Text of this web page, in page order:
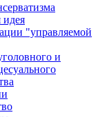
идея
"управляемой
и